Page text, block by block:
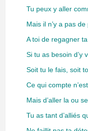
Tu peux y aller
Mais il n’y a pas
A toi de regagner
Si tu as besoin d’y
Soit tu le fais, soit
Ce qui compte
Mais d’aller la ou
Tu as tant d’alliés